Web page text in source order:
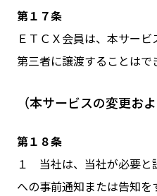
第１７条
ＥＴＣＸ会員は、本サー
第三者に譲渡することはで
（本サービスの変更およ
第１８条
１ 当社は、当社が必要と
への事前通知または告知